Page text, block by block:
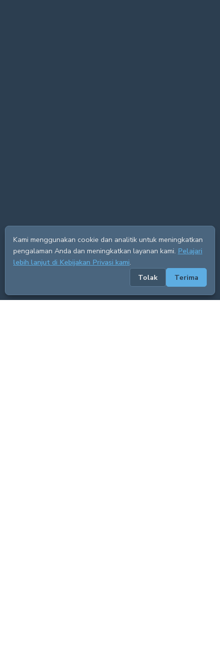
Kami menggunakan cookie dan analitik untuk meningkatkan
pengalaman Anda dan meningkatkan layanan kami. Pelajari
lebih lanjut di Kebijakan Privasi kami.
Tolak
Terima